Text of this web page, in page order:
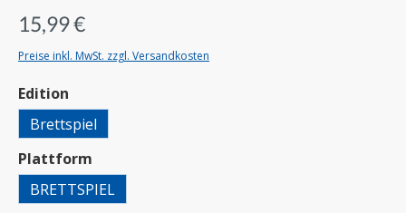
15,99 €
Preise inkl. MwSt. zzgl. Versandkosten
Edition
Brettspiel
Plattform
BRETTSPIEL